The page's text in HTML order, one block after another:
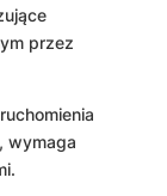
przez
wymaga